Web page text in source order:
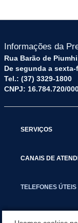
Informações da
Rua Barão de
De segunda a
Tel.: (37) 3329-1800
CNPJ: 16.784.720/
SERVIÇOS
CANAIS DE
TELEFONES ÚTEIS